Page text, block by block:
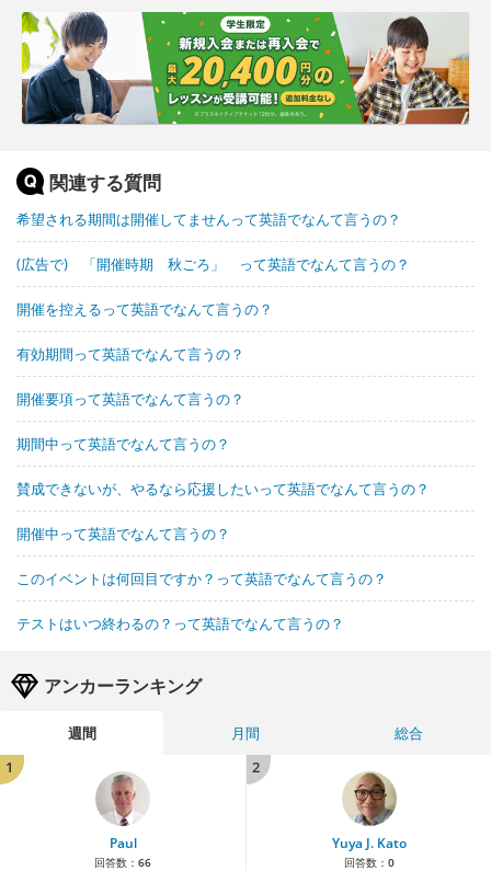
関連する質問
希望される期間は開催してませんって英語でなんて言うの？
(広告で) 「開催時期 秋ごろ」 って英語でなんて言うの？
開催を控えるって英語でなんて言うの？
有効期間って英語でなんて言うの？
開催要項って英語でなんて言うの？
期間中って英語でなんて言うの？
賛成できないが、やるなら応援したいって英語でなんて言うの？
開催中って英語でなんて言うの？
このイベントは何回目ですか？って英語でなんて言うの？
テストはいつ終わるの？って英語でなんて言うの？
アンカーランキング
週間 月間
総合
1
Paul
回答数： 66
2
Yuya J. Kato
回答数： 0